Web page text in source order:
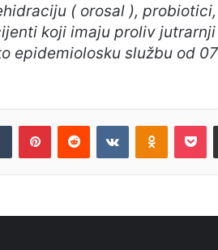
( orosal ),
koji imaju proliv
epidemiolosku službu od
Tumblr PinterestReddit VKontakte